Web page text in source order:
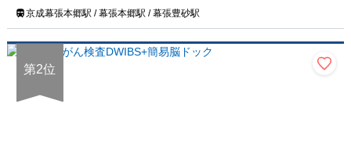
京成幕張本郷駅 / 幕張本郷駅 / 幕張豊砂駅
第2位